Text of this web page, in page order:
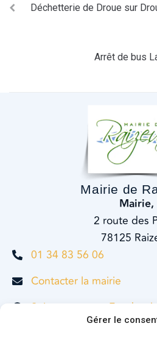
Gérer le
Déchetterie de Droue sur
Arrêt de bus
Mairie de
Mairie,
2 route des
78125
01 34 83 56 06
Contacter la mairie
Suivez-nous sur Facebook
Horaires